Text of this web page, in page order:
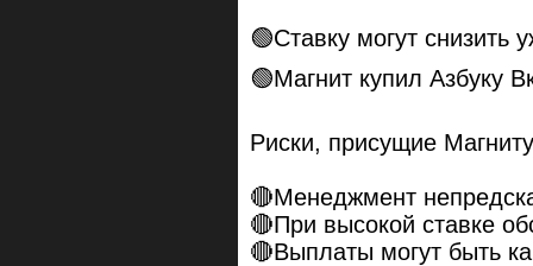
🟢Ставку могут снизить
🟢Магнит купил Азбуку
Риски, присущие
🔴Менеджмент
🔴При высокой ставке
🔴Выплаты могут быть